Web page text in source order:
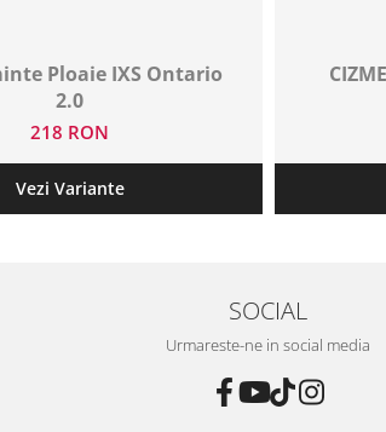
Ploaie IXS Ontario
2.0
218 RON
Vezi Variante
SOCIAL
Urmareste-ne in social media